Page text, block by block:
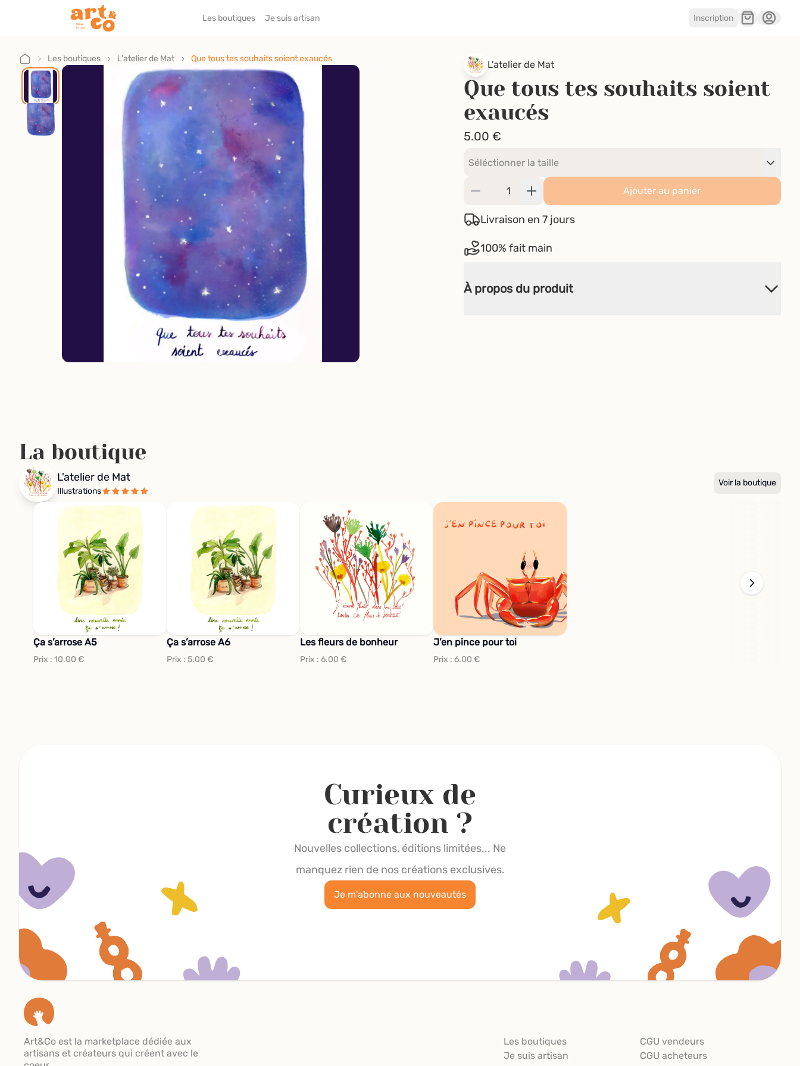
Les boutiques Je suis artisan Inscription
Les boutiques
Je suis artisan
Les boutiques L'atelier de Mat Que tous tes souhaits soient exaucés
L'atelier de Mat
Que tous tes souhaits soient
exaucés
5.00 €
Ajouter au panier
Livraison en 7 jours
100% fait main
À propos du produit
La boutique
L'atelier de Mat
Illustrations
Voir la boutique
Ça s’arrose A5
Prix : 10.00 €
Ça s’arrose A6
Prix : 5.00 €
Les fleurs de bonheur
Prix : 6.00 €
J’en pince pour toi
Prix : 6.00 €
Curieux de
création ?
Nouvelles collections, éditions limitées... Ne
manquez rien de nos créations exclusives.
Je m'abonne aux nouveautés
Art&Co est la marketplace dédiée aux
artisans et créateurs qui créent avec le
Les boutiques
Je suis artisan
CGU vendeurs
CGU acheteurs